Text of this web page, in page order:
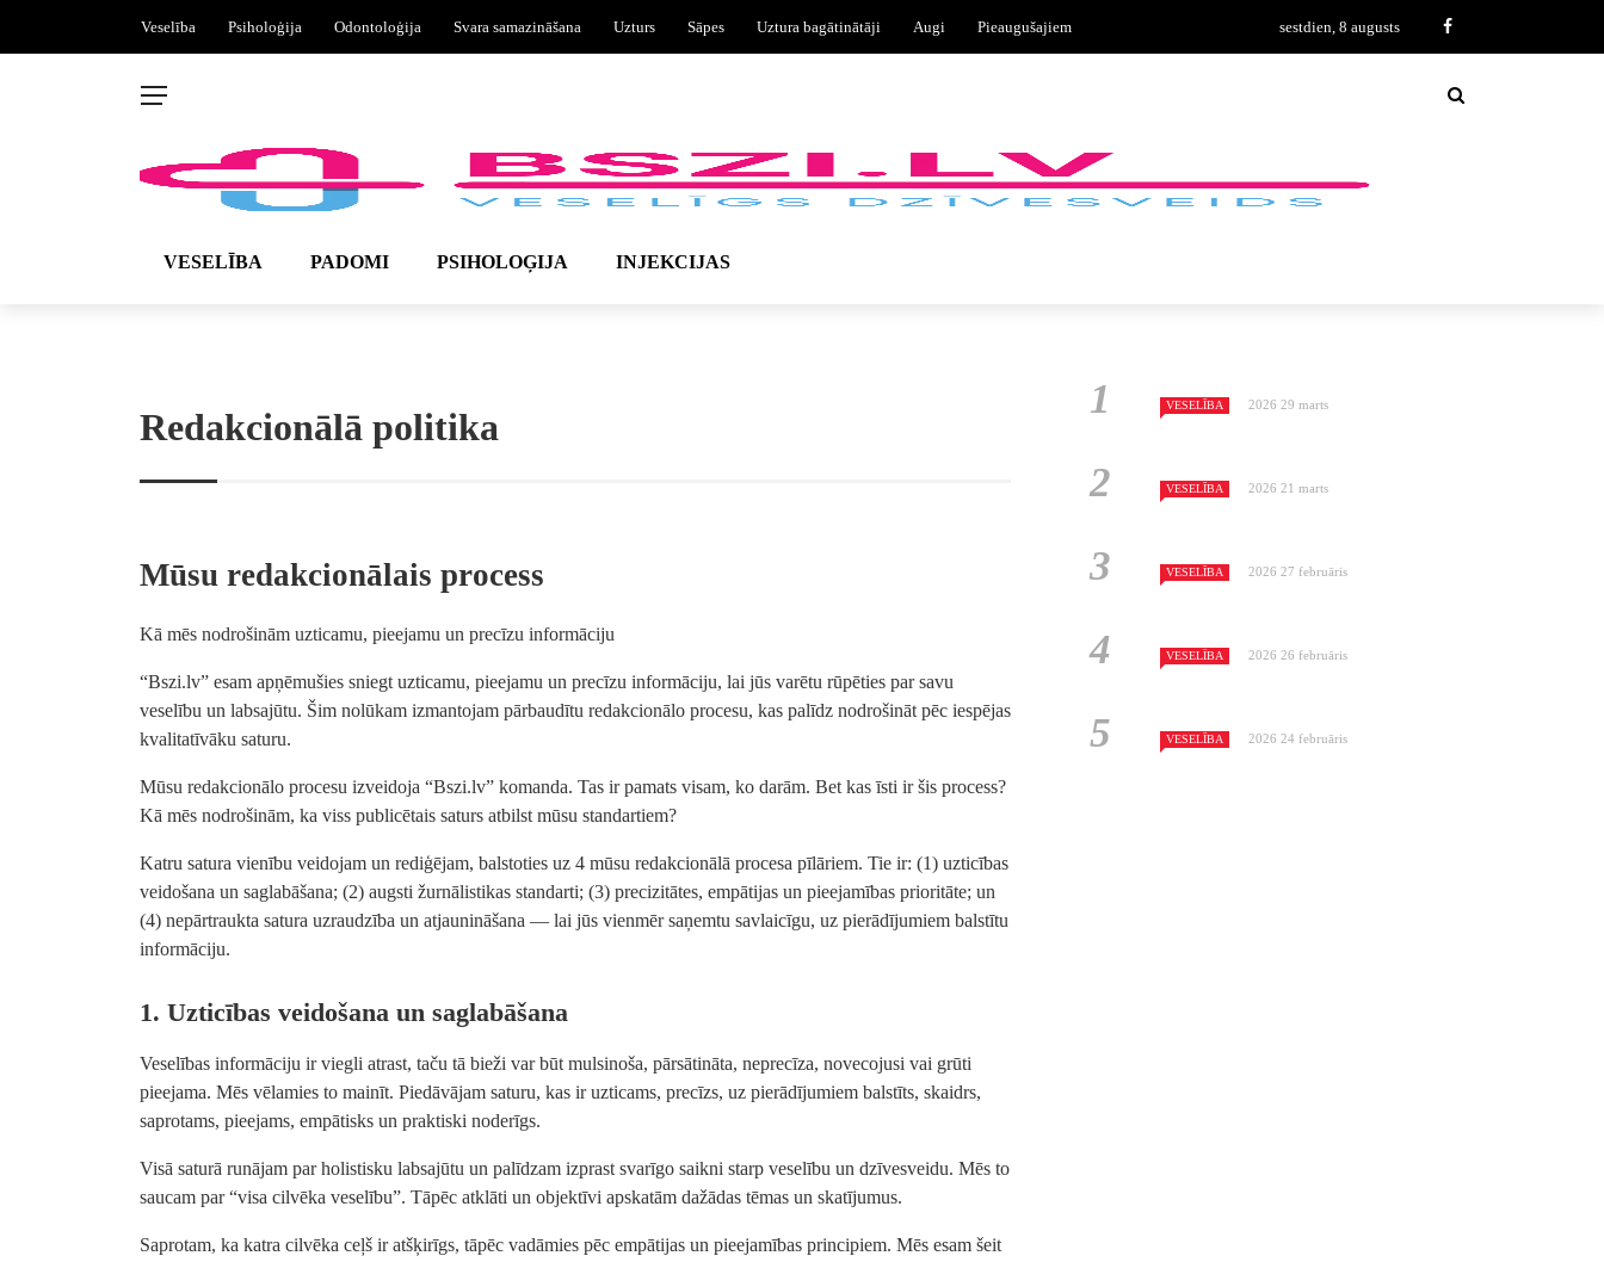
Veselība Psiholoģija Odontoloģija Svara samazināšana Uzturs Sāpes Uztura bagātinātāji Augi Pieaugušajiem sestdien, 8 augusts
VESELĪBA PADOMI PSIHOLOĢIJA INJEKCIJAS
Redakcionālā politika
Mūsu redakcionālais process
Kā mēs nodrošinām uzticamu, pieejamu un precīzu informāciju
“Bszi.lv” esam apņēmušies sniegt uzticamu, pieejamu un precīzu informāciju, lai jūs varētu rūpēties par savu
veselību un labsajūtu. Šim nolūkam izmantojam pārbaudītu redakcionālo procesu, kas palīdz nodrošināt pēc iespējas
kvalitatīvāku saturu.
Mūsu redakcionālo procesu izveidoja “Bszi.lv” komanda. Tas ir pamats visam, ko darām. Bet kas īsti ir šis process?
Kā mēs nodrošinām, ka viss publicētais saturs atbilst mūsu standartiem?
Katru satura vienību veidojam un rediģējam, balstoties uz 4 mūsu redakcionālā procesa pīlāriem. Tie ir: (1) uzticības
veidošana un saglabāšana; (2) augsti žurnālistikas standarti; (3) precizitātes, empātijas un pieejamības prioritāte; un
(4) nepārtraukta satura uzraudzība un atjaunināšana — lai jūs vienmēr saņemtu savlaicīgu, uz pierādījumiem balstītu
informāciju.
1. Uzticības veidošana un saglabāšana
Veselības informāciju ir viegli atrast, taču tā bieži var būt mulsinoša, pārsātināta, neprecīza, novecojusi vai grūti
pieejama. Mēs vēlamies to mainīt. Piedāvājam saturu, kas ir uzticams, precīzs, uz pierādījumiem balstīts, skaidrs,
saprotams, pieejams, empātisks un praktiski noderīgs.
Visā saturā runājam par holistisku labsajūtu un palīdzam izprast svarīgo saikni starp veselību un dzīvesveidu. Mēs to
saucam par “visa cilvēka veselību”. Tāpēc atklāti un objektīvi apskatām dažādas tēmas un skatījumus.
Saprotam, ka katra cilvēka ceļš ir atšķirīgs, tāpēc vadāmies pēc empātijas un pieejamības principiem. Mēs esam šeit
VESELĪBA 2026 29 marts
VESELĪBA 2026 21 marts
VESELĪBA 2026 27 februāris
VESELĪBA 2026 26 februāris
VESELĪBA 2026 24 februāris